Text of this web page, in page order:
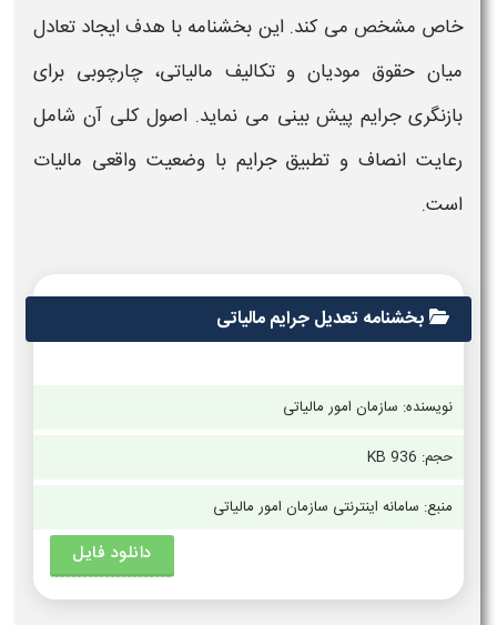
خاص مشخص می‌ کند. این بخشنامه با هدف ایجاد تعادل
میان حقوق مودیان و تکالیف مالیاتی، چارچوبی برای
بازنگریجرایم پیش‌ بینی می‌ نماید. اصول کلی آن شامل
رعایت انصاف و تطبیقجرایمبا وضعیت واقعی مالیات
است.
بخشنامه تعدیل جرایم مالیاتی
نویسنده: سازمان امور مالیاتی
حجم: 936 KB
منبع: سامانه اینترنتی سازمان امور مالیاتی
دانلود فایل